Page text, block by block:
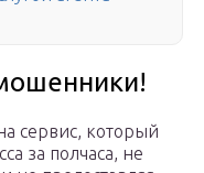
сервис, который
за полчаса, не